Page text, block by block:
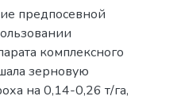
предпосевной
комплексного
зерновую
на 0,14-0,26 т/га,